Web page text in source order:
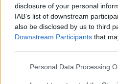
disclosure of your personal
IAB’s list of downstream
also be disclosed by us to third
Downstream Participants that
Please note that this website/
Personal Data Processing